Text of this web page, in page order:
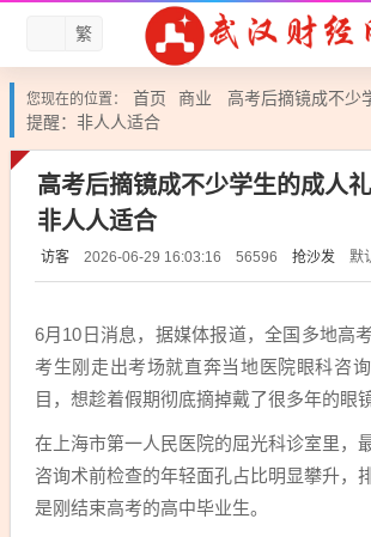
繁
您现在的位置： 首页 商业
高考后摘镜成不少
提醒：非人人适合
高考后摘镜成不少学生的成人礼
非人人适合
访客 2026-06-29 16:03:16 56596 抢沙发 默
6月10日消息，据媒体报道，全国多地高
考生刚走出考场就直奔当地医院眼科咨
目，想趁着假期彻底摘掉戴了很多年的眼镜
在上海市第一人民医院的屈光科诊室里，
咨询术前检查的年轻面孔占比明显攀升，
是刚结束高考的高中毕业生。